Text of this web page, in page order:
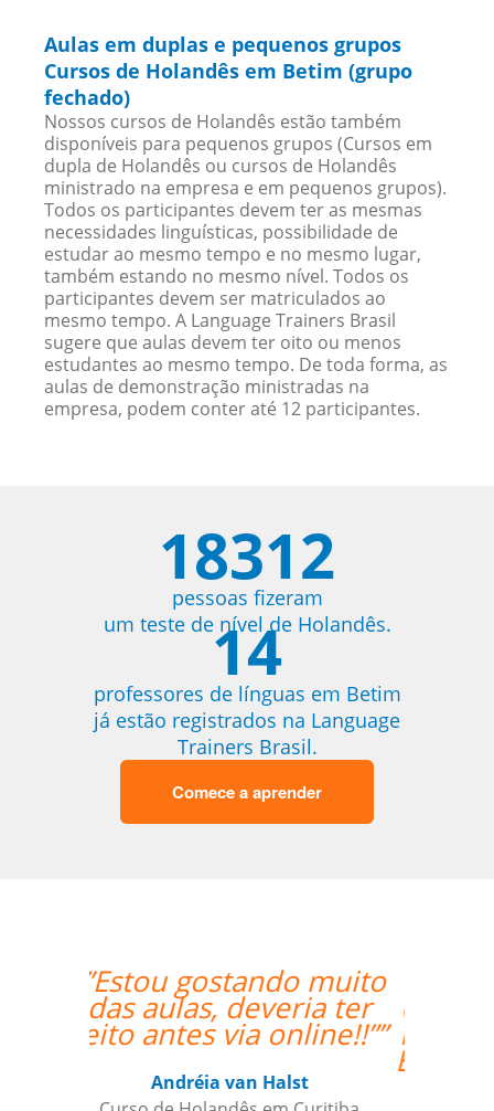
Aulas em duplas e pequenos grupos
Cursos de Holandês em Betim (grupo
fechado)
Nossos cursos de Holandês estão também
disponíveis para pequenos grupos (Cursos em
dupla de Holandês ou cursos de Holandês
ministrado na empresa e em pequenos grupos).
Todos os participantes devem ter as mesmas
necessidades linguísticas, possibilidade de
estudar ao mesmo tempo e no mesmo lugar,
também estando no mesmo nível. Todos os
participantes devem ser matriculados ao
mesmo tempo. A Language Trainers Brasil
sugere que aulas devem ter oito ou menos
estudantes ao mesmo tempo. De toda forma, as
aulas de demonstração ministradas na
empresa, podem conter até 12 participantes.
18312
pessoas fizeram
um teste de nível de Holandês.
14
professores de línguas em Betim
já estão registrados na Language
Trainers Brasil.
Comece a aprender
“”Translated: "The
classes are exceeding
my expectations. Prof
has a lot of useful